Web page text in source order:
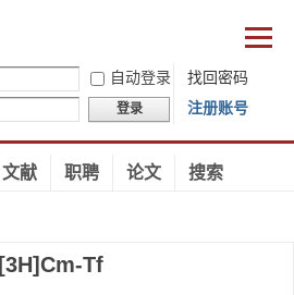
自动登录
找回密码
登录 注册账号
文献 职聘 论文 搜索
[3H]Cm-Tf